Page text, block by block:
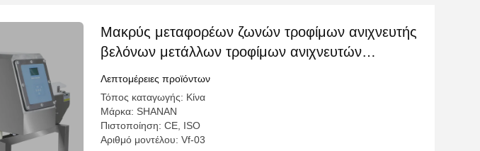
Μακρύς μεταφορέων ζωνών τροφίμων ανιχνευτής
βελόνων μετάλλων τροφίμων ανιχνευτών
μετάλλων βαθμού αυτόματος μεταβιβάζοντας
Λεπτομέρειες προϊόντων
Τόπος καταγωγής: Κίνα
Μάρκα: SHANAN
Πιστοποίηση: CE, ISO
Αριθμό μοντέλου: Vf-03